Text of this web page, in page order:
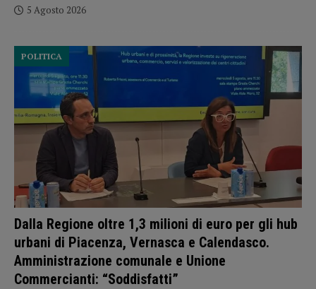
5 Agosto 2026
Dalla Regione oltre 1,3 milioni di euro per gli hub
urbani di Piacenza, Vernasca e Calendasco.
Amministrazione comunale e Unione
Commercianti: “Soddisfatti”
POLITICA